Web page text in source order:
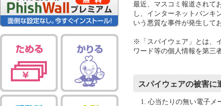
最近、マスコミ報道されて
し、インターネットバンキ
いう悪質な事件が発生して
※「スパイウェア」とは、
ワード等の個人情報を第三
スパイウェアの被害に
心当たりの無い電子メ